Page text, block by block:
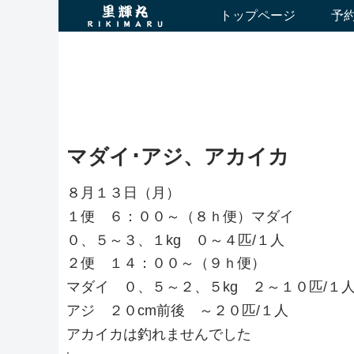
トップページ 予
マダイ･アジ、アカイカ
８月１３日（月）
１便 ６：００～（８ｈ便）マダイ
０、５～３、１kg ０～４匹/１人
２便 １４：００～（９ｈ便）
マダイ ０、５～２、５kg ２～１０匹/１人
アジ ２０cm前後 ～２０匹/１人
アカイカは釣れませんでした